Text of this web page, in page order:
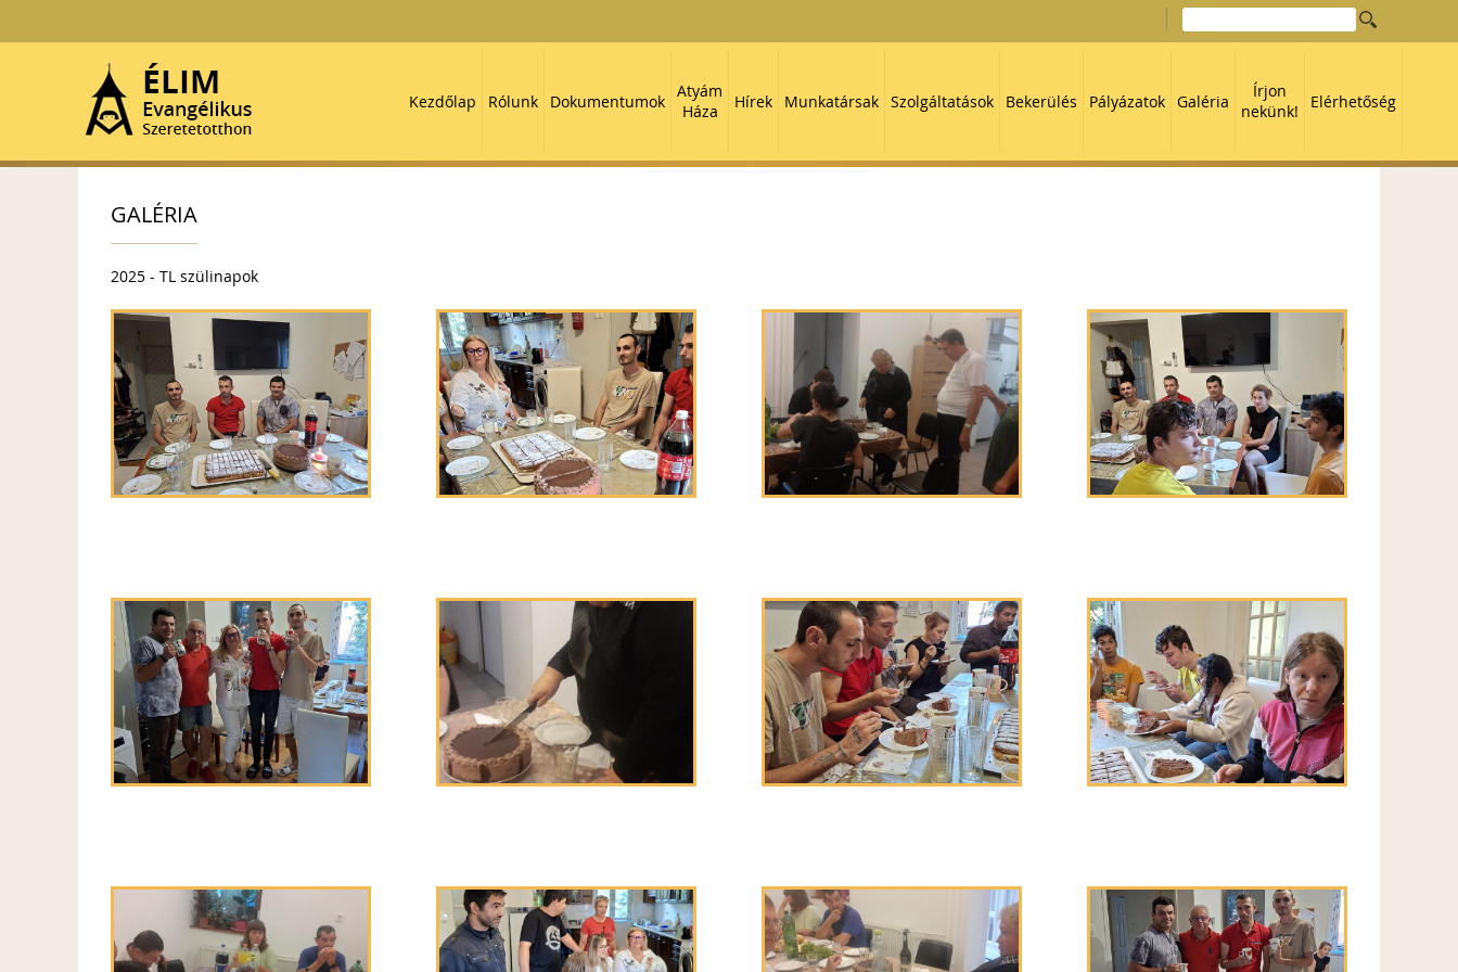
Kezdőlap Rólunk Dokumentumok
Atyám
Háza
Hírek Munkatársak Szolgáltatások Bekerülés Pályázatok Galéria
Írjon
nekünk!
Elérhetőség
GALÉRIA
2025 - TL szülinapok